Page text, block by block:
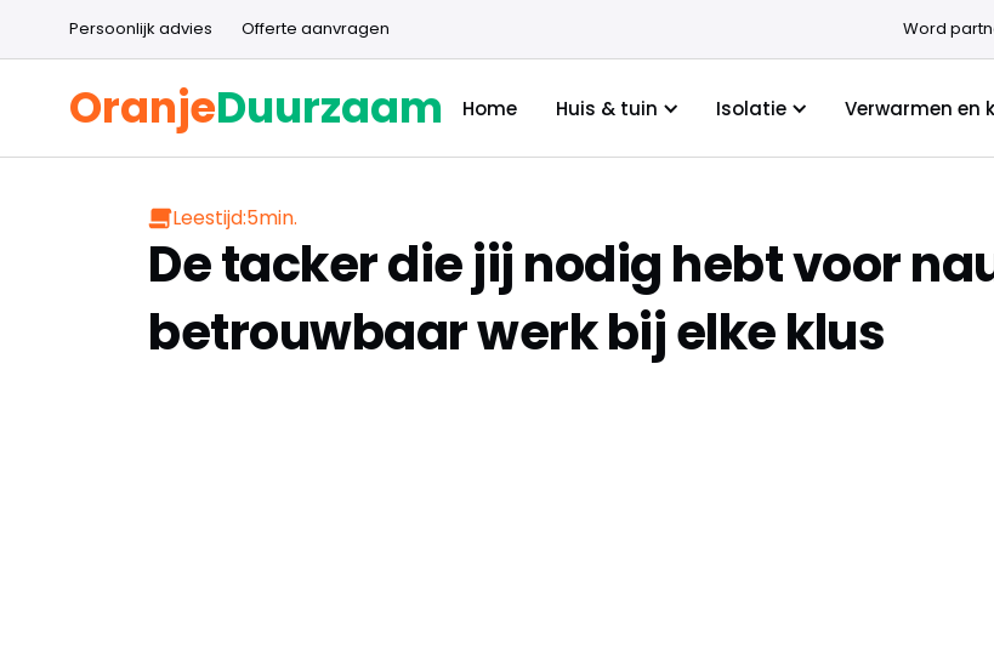
Persoonlijk advies Offerte aanvragen Word
OranjeDuurzaam Home Huis & tuin Isolatie Verwarmen en
Leestijd:5min.
De tacker die jij nodig hebt voor
betrouwbaar werk bij elke klus